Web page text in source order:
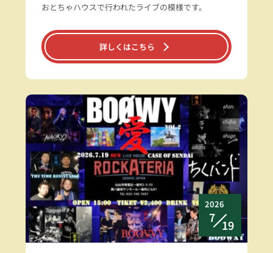
おとちゃハウスで行われたライブの模様です。
詳しくはこちら
2026
7
19